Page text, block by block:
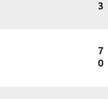
3
7
0